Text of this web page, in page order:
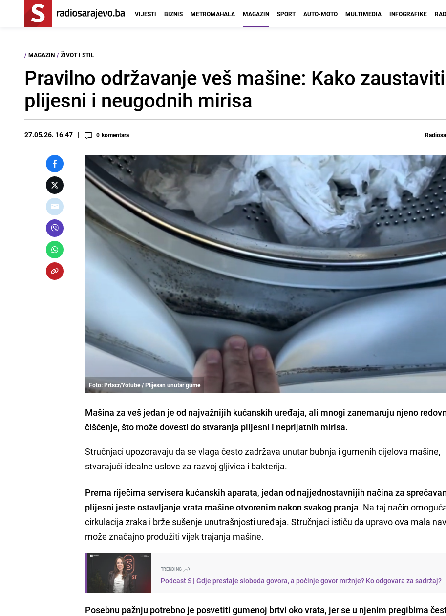
VIJESTI BIZNIS METROMAHALA MAGAZIN SPORT AUTO-MOTO MULTIMEDIA INFOGRAFIKE
/ MAGAZIN / ŽIVOT I STIL
Pravilno održavanje veš mašine: Kako
plijesni i neugodnih mirisa
27.05.26. 16:47 0 komentara
Foto: Prtscr/Yotube / Plijesan unutar gume
Mašina za veš jedan je od najvažnijih kućanskih uređaja, ali mnogi zanemaruju njeno
čišćenje, što može dovesti do stvaranja plijesni i neprijatnih mirisa.
Stručnjaci upozoravaju da se vlaga često zadržava unutar bubnja i gumenih dijelova mašine,
stvarajući idealne uslove za razvoj gljivica i bakterija.
Prema riječima servisera kućanskih aparata, jedan od najjednostavnijih načina za
plijesni jeste ostavljanje vrata mašine otvorenim nakon svakog pranja. Na taj način
cirkulacija zraka i brže sušenje unutrašnjosti uređaja. Stručnjaci ističu da upravo ova mala
može značajno produžiti vijek trajanja mašine.
TRENDING
Podcast S | Gdje prestaje sloboda govora, a počinje govor mržnje? Ko odgovara za sadržaj?
Posebnu pažnju potrebno je posvetiti gumenoj brtvi oko vrata, jer se u njenim pregibima